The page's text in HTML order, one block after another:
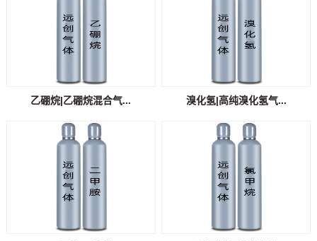
乙硼烷|乙硼烷混合气... 溴化氢|高纯溴化氢气...